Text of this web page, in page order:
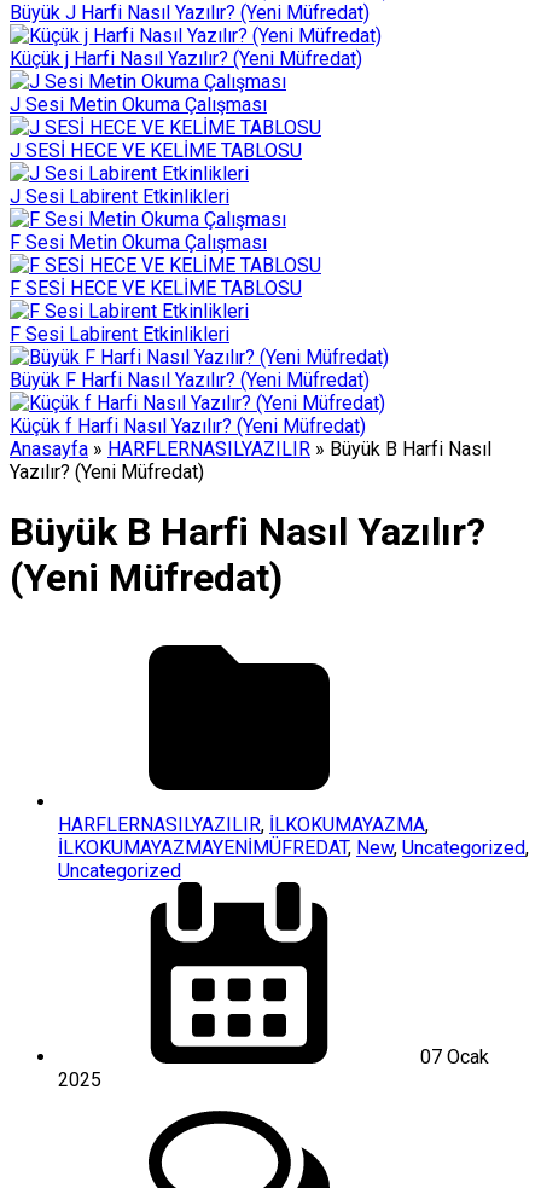
Büyük J Harfi Nasıl Yazılır? (Yeni Müfredat)
Küçük j Harfi Nasıl Yazılır? (Yeni Müfredat)
J Sesi Metin Okuma Çalışması
J SESİ HECE VE KELİME TABLOSU
J Sesi Labirent Etkinlikleri
F Sesi Metin Okuma Çalışması
F SESİ HECE VE KELİME TABLOSU
F Sesi Labirent Etkinlikleri
Büyük F Harfi Nasıl Yazılır? (Yeni Müfredat)
Küçük f Harfi Nasıl Yazılır? (Yeni Müfredat)
Anasayfa » HARFLERNASILYAZILIR » Büyük B Harfi Nasıl
Yazılır? (Yeni Müfredat)
Büyük B Harfi Nasıl Yazılır?
(Yeni Müfredat)
HARFLERNASILYAZILIR, İLKOKUMAYAZMA,
İLKOKUMAYAZMAYENİMÜFREDAT, New, Uncategorized,
Uncategorized
07 Ocak
2025